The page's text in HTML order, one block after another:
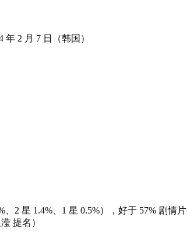
年 2 月 7 日（韩国）
、2 星 1.4%、1 星 0.5%），好于 57% 剧情片
提名）